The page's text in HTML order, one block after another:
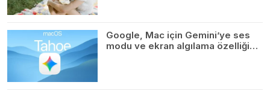
Google, Mac için Gemini’ye ses
modu ve ekran algılama özelliği…